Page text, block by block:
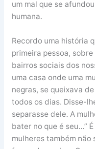
um mal que se
humana.
Recordo uma história
primeira pessoa,
bairros sociais dos
uma casa onde uma
negras, se queixava
todos os dias. Disse-
separasse dele. A
bater no que é seu…”
mulheres também não